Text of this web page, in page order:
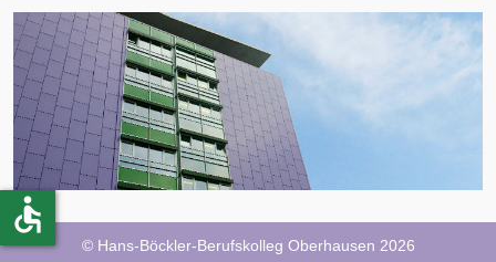
© Hans-Böckler-Berufskolleg Oberhausen 2026
accessible